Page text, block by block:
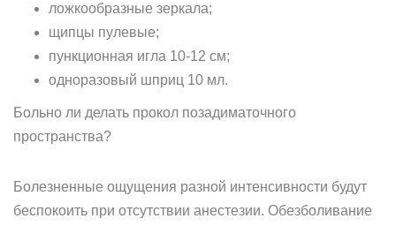
ложкообразные зеркала;
щипцы пулевые;
пункционная игла 10-12 см;
одноразовый шприц 10 мл.
Больно ли делать прокол позадиматочного
пространства?
Болезненные ощущения разной интенсивности будут
беспокоить при отсутствии анестезии. Обезболивание